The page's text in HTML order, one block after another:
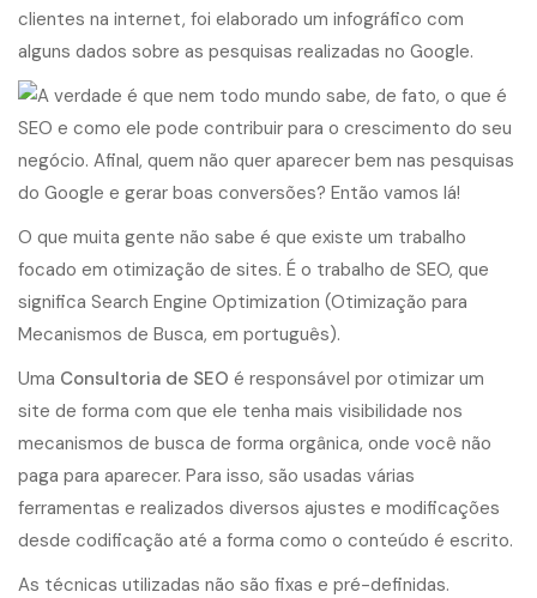
clientes na internet, foi elaborado um infográfico com
alguns dados sobre as pesquisas realizadas no Google.
O que muita gente não sabe é que existe um trabalho
focado em otimização de sites. É o trabalho de SEO, que
significa Search Engine Optimization (Otimização para
Mecanismos de Busca, em português).
Uma Consultoria de SEO é responsável por otimizar um
site de forma com que ele tenha mais visibilidade nos
mecanismos de busca de forma orgânica, onde você não
paga para aparecer. Para isso, são usadas várias
ferramentas e realizados diversos ajustes e modificações
desde codificação até a forma como o conteúdo é escrito.
As técnicas utilizadas não são fixas e pré-definidas.